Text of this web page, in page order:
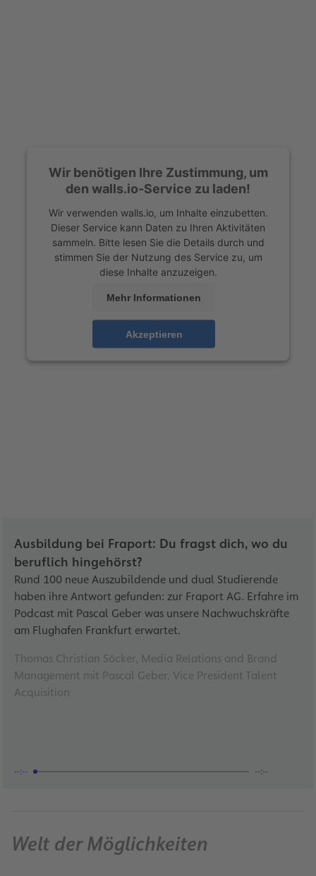
Wir benötigen Ihre Zustimmung, um
den walls.io-Service zu laden!
Wir verwenden walls.io, um Inhalte einzubetten.
Dieser Service kann Daten zu Ihren Aktivitäten
sammeln. Bitte lesen Sie die Details durch und
stimmen Sie der Nutzung des Service zu, um
diese Inhalte anzuzeigen.
Mehr Informationen
Akzeptieren
Ausbildung bei Fraport: Du fragst dich, wo du
beruflich hingehörst?
Rund 100 neue Auszubildende und dual Studierende
haben ihre Antwort gefunden: zur Fraport AG. Erfahre im
Podcast mit Pascal Geber was unsere Nachwuchskräfte
am Flughafen Frankfurt erwartet.
Thomas Christian Söcker, Media Relations and Brand
Management mit Pascal Geber, Vice President Talent
Acquisition
--:-- --:--
Welt der Möglichkeiten